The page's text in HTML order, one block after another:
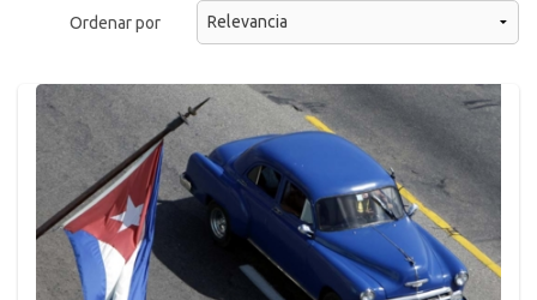
Traslados
Ordenar por